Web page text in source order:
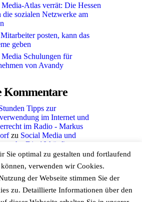
Media-Atlas verrät: Die Hessen
die sozialen Netzwerke am
posten, kann das
geben
Media Schulungen für
von Avandy
Kommentare
Tipps zur
im Internet und
im Radio - Markus
zu Social Media und
Die 10 häufigsten
im Umgang mit Fotos
Sie optimal zu gestalten und fortlaufend
verwenden wir Cookies.
der Webseite stimmen Sie der
zu. Detaillierte Informationen über den